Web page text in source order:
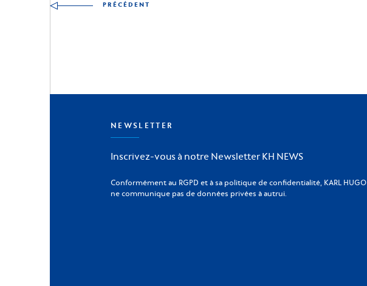
PRÉCÉDENT
NEWSLETTER
Inscrivez-vous à notre Newsletter KH NEWS
Conformément au RGPD et à sa politique de confidentialité, KARL HUGO
ne communique pas de données privées à autrui.